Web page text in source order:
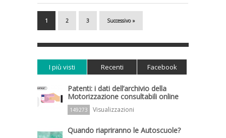
1 2 3 Successivo »
I più visti Recenti Facebook
Patenti: i dati dell’archivio della
Motorizzazione consultabili online
149273 Visualizzazioni
Quando riapriranno le Autoscuole?